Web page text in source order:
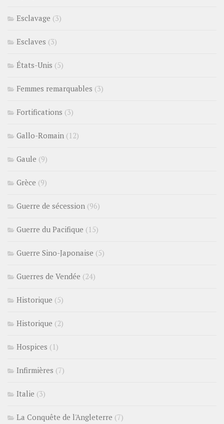
Esclavage (3)
Esclaves (3)
États-Unis (5)
Femmes remarquables (3)
Fortifications (3)
Gallo-Romain (12)
Gaule (9)
Grèce (9)
Guerre de sécession (96)
Guerre du Pacifique (15)
Guerre Sino-Japonaise (5)
Guerres de Vendée (24)
Historique (5)
Historique (2)
Hospices (1)
Infirmières (7)
Italie (3)
La Conquête de l'Angleterre (7)